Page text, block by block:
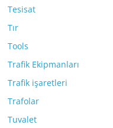
Tesisat
Tır
Tools
Trafik Ekipmanları
Trafik işaretleri
Trafolar
Tuvalet